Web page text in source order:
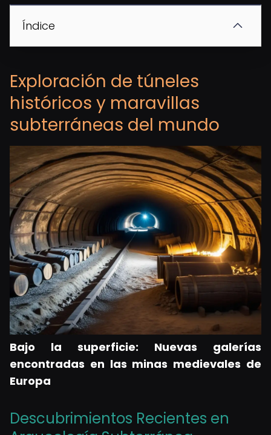
Índice
Exploración de túneles
históricos y maravillas
subterráneas del mundo
Bajo la superficie: Nuevas galerías
encontradas en las minas medievales de
Europa
Descubrimientos Recientes en